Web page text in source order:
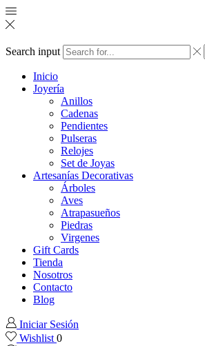
Search input
Inicio
Joyería
Anillos
Cadenas
Pendientes
Pulseras
Relojes
Set de Joyas
Artesanías Decorativas
Árboles
Aves
Atrapasueños
Piedras
Virgenes
Gift Cards
Tienda
Nosotros
Contacto
Blog
Iniciar Sesión
Wishlist 0